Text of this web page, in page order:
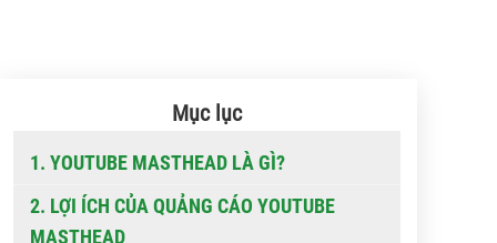
Mục lục
1. YOUTUBE MASTHEAD LÀ GÌ?
2. LỢI ÍCH CỦA QUẢNG CÁO YOUTUBE
MASTHEAD